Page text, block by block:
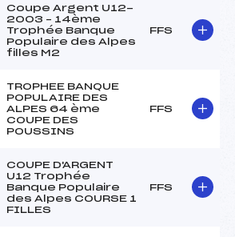
Coupe Argent U12-
2003 – 14ème
Trophée Banque
Populaire des Alpes
filles M2
FFS
TROPHEE BANQUE
POPULAIRE DES
ALPES 64 ème
COUPE DES
POUSSINS
FFS
COUPE D'ARGENT
U12 Trophée
Banque Populaire
des Alpes COURSE 1
FILLES
FFS